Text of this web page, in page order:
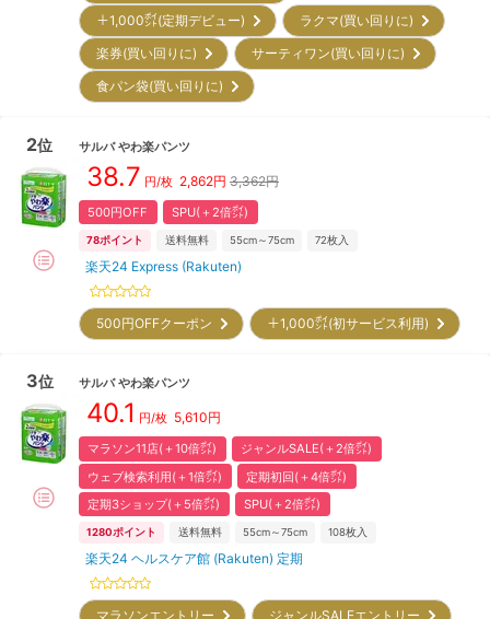
＋1,000㌽(定期デビュー)
ラクマ(買い回りに)
楽券(買い回りに)
サーティワン(買い回りに)
食パン袋(買い回りに)
2位 サルバ やわ楽パンツ
38.7 円/枚 2,862円 3,362円
500円OFF SPU(＋2倍㌽)
78ポイント 送料無料 55cm～75cm 72枚入
楽天24 Express (Rakuten)
500円OFFクーポン ＋1,000㌽(初サービス利用)
3位 サルバ やわ楽パンツ
40.1 円/枚 5,610円
マラソン11店(＋10倍㌽)
ジャンルSALE(＋2倍㌽)
ウェブ検索利用(＋1倍㌽)
定期初回(＋4倍㌽)
定期3ショップ(＋5倍㌽)
SPU(＋2倍㌽)
1280ポイント 送料無料 55cm～75cm 108枚入
楽天24 ヘルスケア館 (Rakuten) 定期
マラソンエントリー
ジャンルSALEエントリー